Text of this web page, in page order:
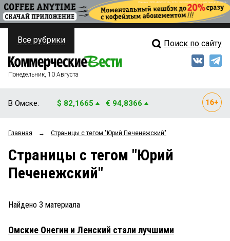
ПОЛИТИКА
ФИНАНСЫ
ОБЩЕСТВО
ЗАКОН
ПРОИСШЕСТВИЯ
СТИЛЬ ЖИЗНИ
Свежий выпуск
Мнения
Рейтинги
Все рубрики Поиск по сайту
Понедельник, 10 Августа
В Омске: $ 82,1665 € 94,8366
Главная → Страницы c тегом "Юрий Печенежский"
Страницы c тегом "Юрий
Печенежский"
Найдено 3 материала
Омские Онегин и Ленский стали лучшими